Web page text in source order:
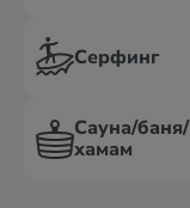
Серфинг
Сауна/баня/
хамам